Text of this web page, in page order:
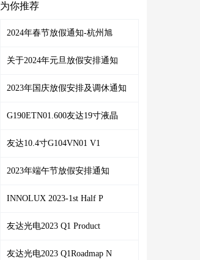
为你推荐
2024年春节放假通知-杭州旭
关于2024年元旦放假安排通知
2023年国庆放假安排及调休通知
G190ETN01.600友达19寸液晶
友达10.4寸G104VN01 V1
2023年端午节放假安排通知
INNOLUX 2023-1st Half P
友达光电2023 Q1 Product
友达光电2023 Q1Roadmap N